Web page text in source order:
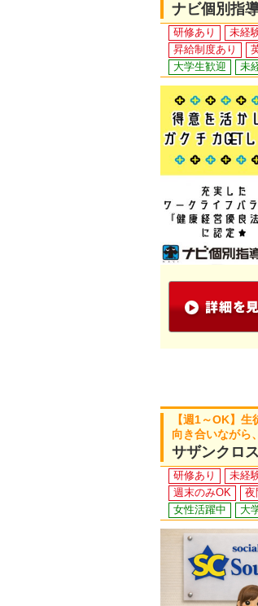
ナビ個別指
研修あり 未経
昇給制度あり
大学生歓迎
未
【週1～OK】
向き合いながら
サザンクロ
研修あり 未経
週末のみOK
夜
女性活躍中
大